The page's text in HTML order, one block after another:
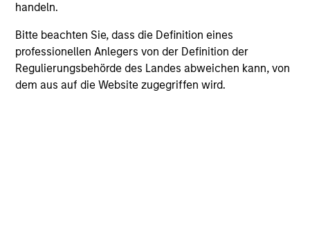
handeln.
Bitte beachten Sie, dass die Definition eines
professionellen Anlegers von der Definition der
Regulierungsbehörde des Landes abweichen kann, von
dem aus auf die Website zugegriffen wird.